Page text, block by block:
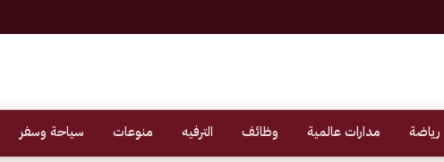
رياضة مدارات عالمية وظائف الترفيه منوعات سياحة وسفر